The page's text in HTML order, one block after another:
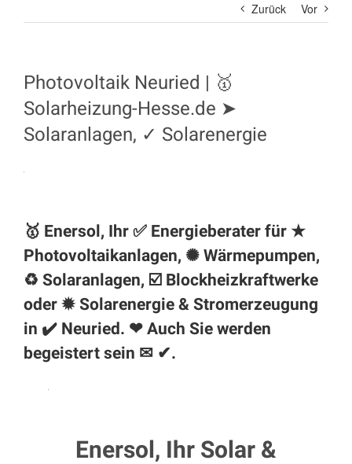
Zurück Vor
Photovoltaik Neuried | 🥇
Solarheizung-Hesse.de ➤
Solaranlagen, ✓ Solarenergie
🥇 Enersol, Ihr ✅ Energieberater für ★
Photovoltaikanlagen, ✺ Wärmepumpen,
♻ Solaranlagen, ☑️ Blockheizkraftwerke
oder ✹ Solarenergie & Stromerzeugung
in ✔️ Neuried. ❤ Auch Sie werden
begeistert sein ✉ ✔.
Enersol, Ihr Solar &